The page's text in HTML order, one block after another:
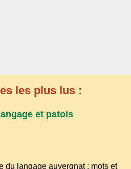
les plus lus :
et patois
du langage auvergnat : mots et